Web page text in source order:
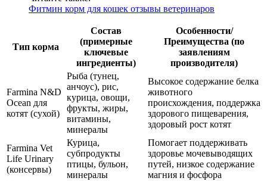
Фитмин корм для кошек отзывы ветеринаров
Тип корма
Состав
(примерные
ключевые
ингредиенты)
Особенности/
Преимущества (по
заявлениям
производителя)
Farmina N&D
Ocean для
котят (сухой)
Рыба (тунец,
анчоус), рис,
курица, овощи,
фрукты, жиры,
витамины,
минералы
Высокое содержание белка
животного
происхождения, поддержка
здорового пищеварения,
здоровый рост котят
Farmina Vet
Life Urinary
(консервы)
Курица,
субпродукты
птицы, бульон,
минералы
Помогает поддерживать
здоровье мочевыводящих
путей, низкое содержание
магния и фосфора